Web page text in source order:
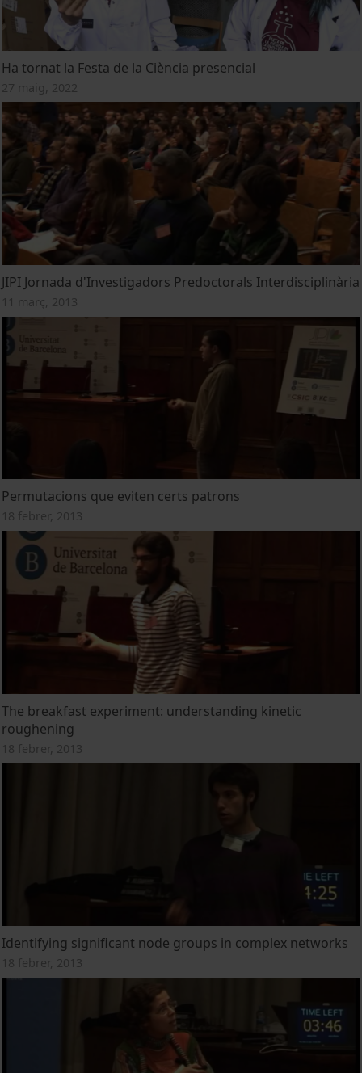
Ha tornat la Festa de la Ciència presencial
27 maig, 2022
JIPI Jornada d'Investigadors Predoctorals Interdisciplinària
11 març, 2013
Permutacions que eviten certs patrons
18 febrer, 2013
The breakfast experiment: understanding kinetic
roughening
18 febrer, 2013
Identifying significant node groups in complex networks
18 febrer, 2013